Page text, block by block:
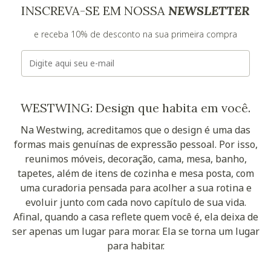
INSCREVA-SE EM NOSSA NEWSLETTER
e receba 10% de desconto na sua primeira compra
WESTWING: Design que habita em você.
Na Westwing, acreditamos que o design é uma das
formas mais genuínas de expressão pessoal. Por isso,
reunimos móveis, decoração, cama, mesa, banho,
tapetes, além de itens de cozinha e mesa posta, com
uma curadoria pensada para acolher a sua rotina e
evoluir junto com cada novo capítulo de sua vida.
Afinal, quando a casa reflete quem você é, ela deixa de
ser apenas um lugar para morar. Ela se torna um lugar
para habitar.